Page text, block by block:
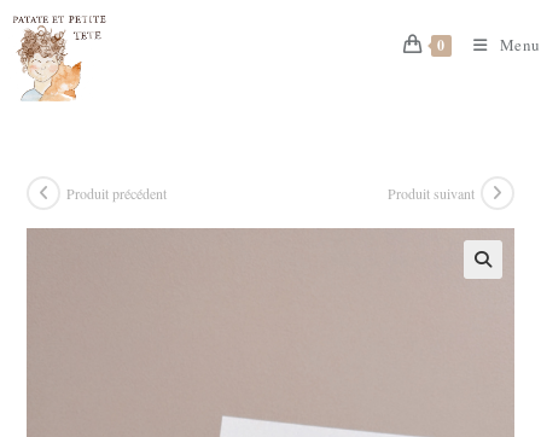
Skip
content
0 Menu
Produit précédent Produit suivant